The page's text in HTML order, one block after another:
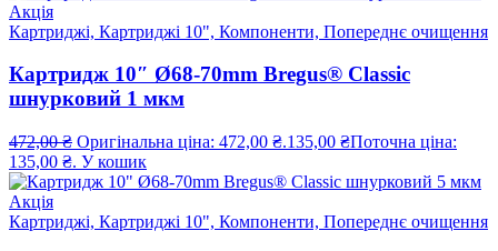
Акція
Картриджі, Картриджі 10", Компоненти, Попереднє очищення
Картридж 10″ Ø68-70mm Bregus® Classic
шнурковий 1 мкм
472,00₴ Оригінальна ціна: 472,00 ₴.135,00 ₴Поточна ціна:
135,00 ₴. У кошик
Акція
Картриджі, Картриджі 10", Компоненти, Попереднє очищення